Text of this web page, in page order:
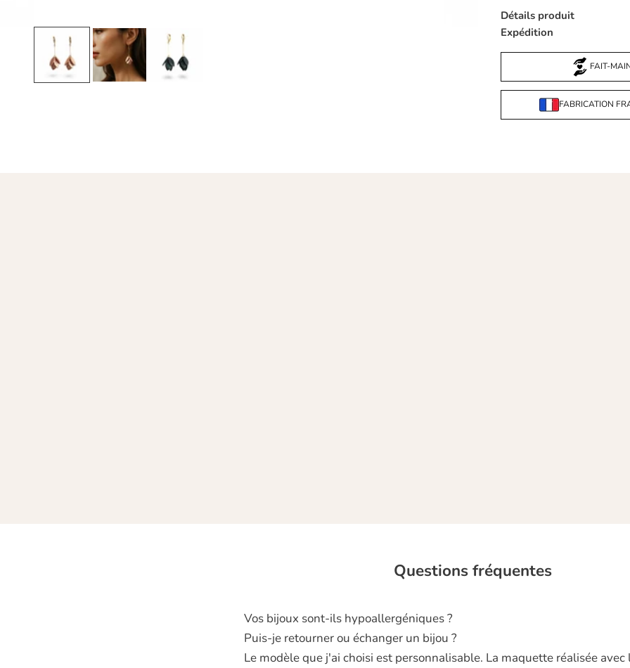
Détails produit
Expédition
FAIT-
FABRICATION
Questions fréquentes
Vos bijoux sont‑ils hypoallergéniques ?
Puis‑je retourner ou échanger un bijou ?
Le modèle que j'ai choisi est personnalisable. La maquette réalisée avec